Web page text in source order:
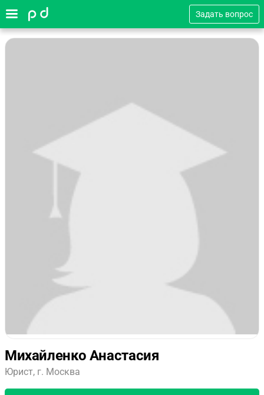
Задать вопрос
Михайленко Анастасия
Юрист, г. Москва